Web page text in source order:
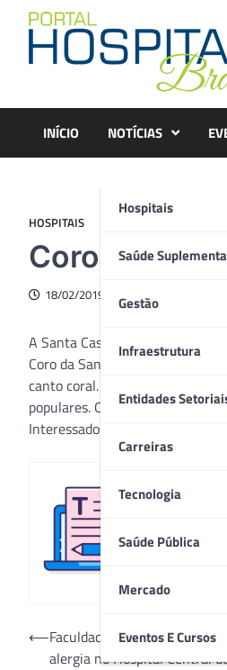
content
INÍCIO NOTÍCIAS
Hospitais
Saúde
Gestão
Infraestrutura
Entidades
Carreiras
Tecnologia
Saúde Pública
Mercado
Eventos E Cursos
HOSPITAIS
Coro da
18/02/2019
A Santa Casa de Misericórdia
Coro da Santa Casa
canto coral. Composto por
populares. O Coro destaca-se
Interessados em integrar o
Navegação
⟵Faculdade de Medicina de
alergia no Hospital Central